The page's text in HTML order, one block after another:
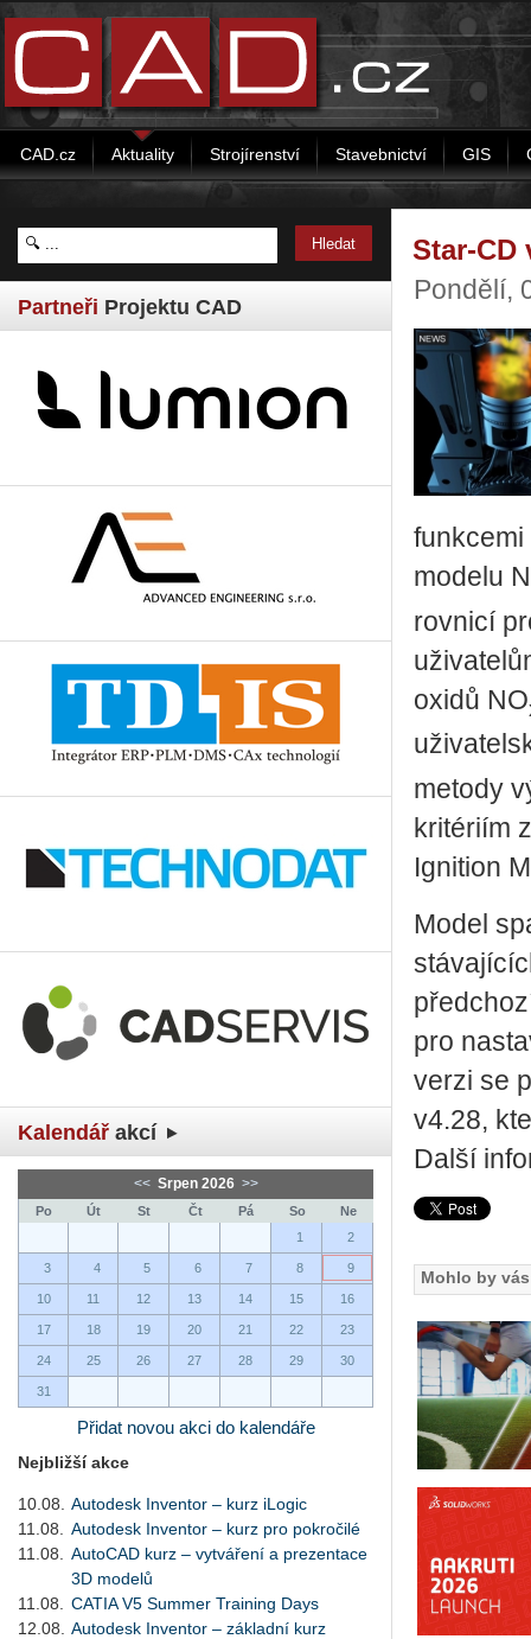
CAD.cz Aktuality Strojírenství Stavebnictví GIS
Partneři Projektu CAD
Kalendář akcí
<< Srpen 2026 >>
Po Út St Čt Pá So
Ne
1
2
3 4 5 6 7 8 9
10 11 12 13 14 15 16
17 18 19 20 21 22 23
24 25 26 27 28 29 30
31
Přidat novou akci do kalendáře
Nejbližší akce
10.08.
Autodesk Inventor – kurz iLogic
11.08.
Autodesk Inventor – kurz pro pokročilé
11.08.
AutoCAD kurz – vytváření a prezentace
3D modelů
11.08.
CATIA V5 Summer Training Days
12.08.
Autodesk Inventor – základní kurz
Star-CD
Pondělí,
funkcemi
modelu
rovnicí
oxidů NO
metody
kritériím
Ignition
Model
pro
verzi se
v4.28,
Další
Mohlo by